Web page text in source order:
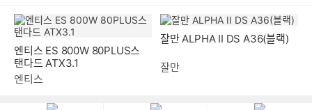
엔티스 ES 800W 80PLUS스
탠다드 ATX3.1
엔티스
잘만 ALPHA II DS A36(블랙)